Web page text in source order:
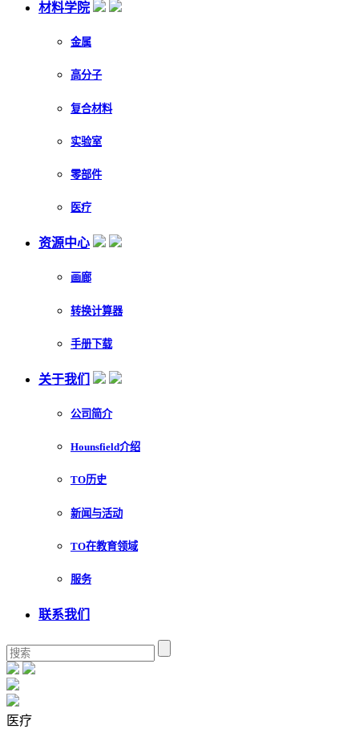
材料学院
金属
高分子
复合材料
实验室
零部件
医疗
资源中心
画廊
转换计算器
手册下载
关于我们
公司简介
Hounsfield介绍
TO历史
新闻与活动
TO在教育领域
服务
联系我们
医疗